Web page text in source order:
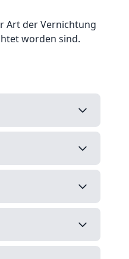
Art der Vernichtung
worden sind.